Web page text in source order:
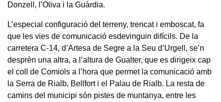
Donzell, l’Oliva i la Guàrdia.
L’especial configuració del terreny, trencat i emboscat, fa
que les vies de comunicació esdevinguin difícils. De la
carretera C-14, d’Artesa de Segre a la Seu d’Urgell, se’n
desprèn una altra, a l’altura de Gualter, que es dirigeix cap
el coll de Comiols a l’hora que permet la comunicació amb
la Serra de Rialb, Bellfort i el Palau de Rialb. La resta de
camins del municipi són pistes de muntanya, entre les